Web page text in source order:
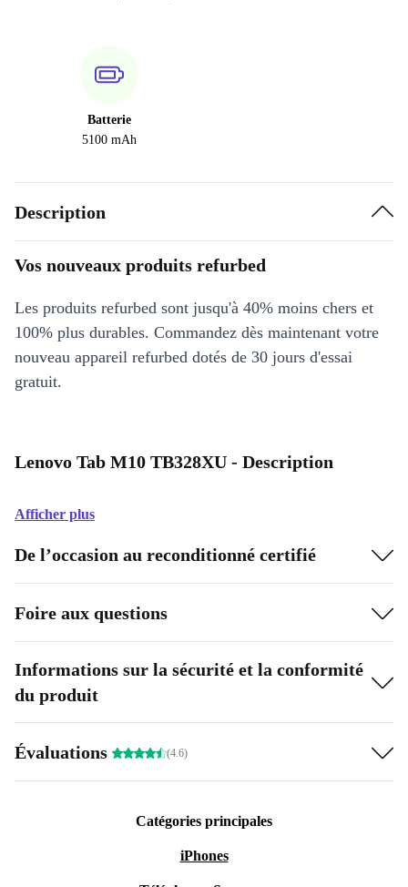
Batterie
5100 mAh
Description
Vos nouveaux produits refurbed
Les produits refurbed sont jusqu'à 40% moins chers et
100% plus durables. Commandez dès maintenant votre
nouveau appareil refurbed dotés de 30 jours d'essai
gratuit.
Lenovo Tab M10 TB328XU - Description
Afficher plus
De l’occasion au reconditionné certifié
Foire aux questions
Informations sur la sécurité et la conformité
du produit
Évaluations (4.6)
Catégories principales
iPhones